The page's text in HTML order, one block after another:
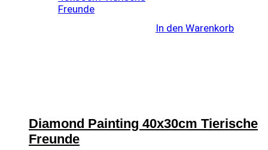
In den Warenkorb
Diamond Painting 40x30cm Tierische
Freunde